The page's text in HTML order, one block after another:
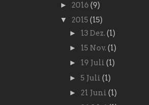
► 2016 (9)
▼ 2015 (15)
► 13 Dez.(1)
► 15 Nov.(1)
► 19 Juli (1)
► 5 Juli (1)
► 21 Juni (1)